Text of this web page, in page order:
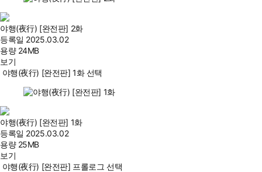
야행(夜行) [완전판] 2화
등록일 2025.03.02
용량 24MB
보기
야행(夜行) [완전판] 1화 선택
야행(夜行) [완전판] 1화
등록일 2025.03.02
용량 25MB
보기
야행(夜行) [완전판] 프롤로그 선택